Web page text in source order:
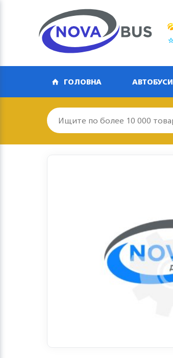
ГОЛОВНА АВТОБУСИ